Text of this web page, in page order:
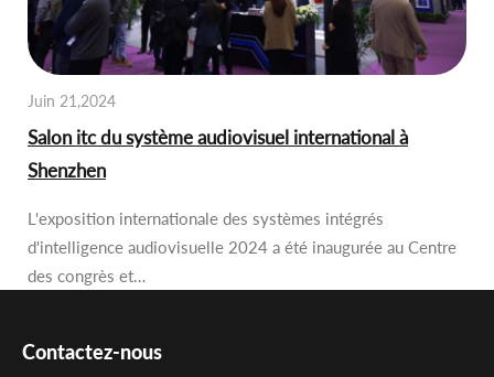
Juin 21,2024
Salon itc du système audiovisuel international à
Shenzhen
L'exposition internationale des systèmes intégrés
d'intelligence audiovisuelle 2024 a été inaugurée au Centre
des congrès et…
Contactez-nous